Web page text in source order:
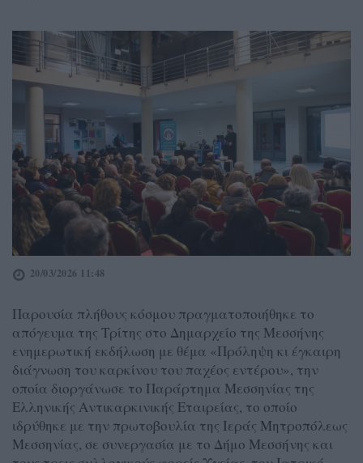
20/03/2026 11:48
Παρουσία πλήθους κόσμου πραγματοποιήθηκε το
απόγευμα της Τρίτης στο Δημαρχείο της Μεσσήνης
ενημερωτική εκδήλωση με θέμα «Πρόληψη κι έγκαιρη
διάγνωση του καρκίνου του παχέος εντέρου», την
οποία διοργάνωσε το Παράρτημα Μεσσηνίας της
Ελληνικής Αντικαρκινικής Εταιρείας, το οποίο
ιδρύθηκε με την πρωτοβουλία της Ιεράς Μητροπόλεως
Μεσσηνίας, σε συνεργασία με το Δήμο Μεσσήνης και